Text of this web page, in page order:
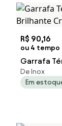
R$ 90,16
ou 4 tempo
Garrafa
Brilhante
De Inox
Em